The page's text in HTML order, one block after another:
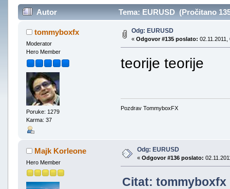
Autor Tema: EURUSD (Pročitano
tommyboxfx
Moderator
Hero Member
Poruke: 1279
Karma: 37
Odg: EURUSD
« Odgovor #135 poslato: 02.11.2011,
teorije teorije
Pozdrav TommyboxFX
Majk Korleone
Hero Member
Odg: EURUSD
« Odgovor #136 poslato:
Citat: tommyboxfx